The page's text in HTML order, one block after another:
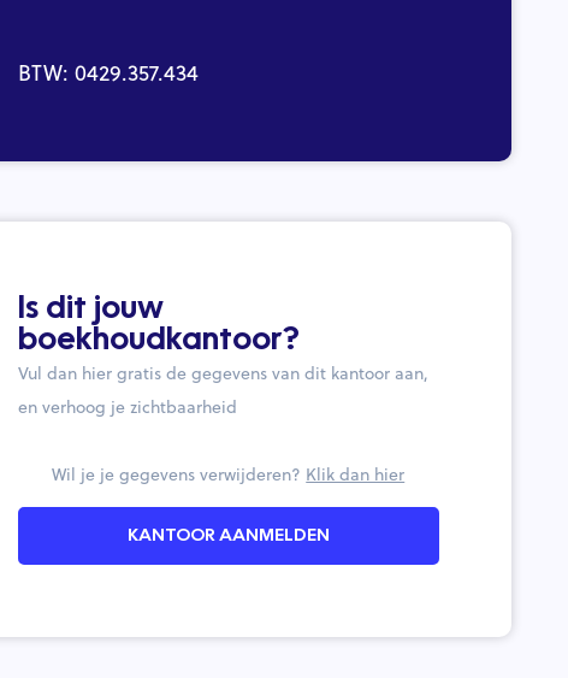
BTW: 0429.357.434
Is dit jouw
boekhoudkantoor?
Vul dan hier gratis de gegevens van dit kantoor aan,
en verhoog je zichtbaarheid
Wil je je gegevens verwijderen? Klik dan hier
KANTOOR AANMELDEN